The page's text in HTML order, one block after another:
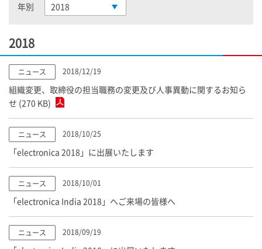
年別 2018
2018
ニュース 2018/12/19
組織変更、取締役の担当職務の変更及び人事異動に関するお知ら
せ (270 KB)
ニュース 2018/10/25
「electronica 2018」に出展いたします
ニュース 2018/10/01
「electronica India 2018」へご来場の皆様へ
ニュース 2018/09/19